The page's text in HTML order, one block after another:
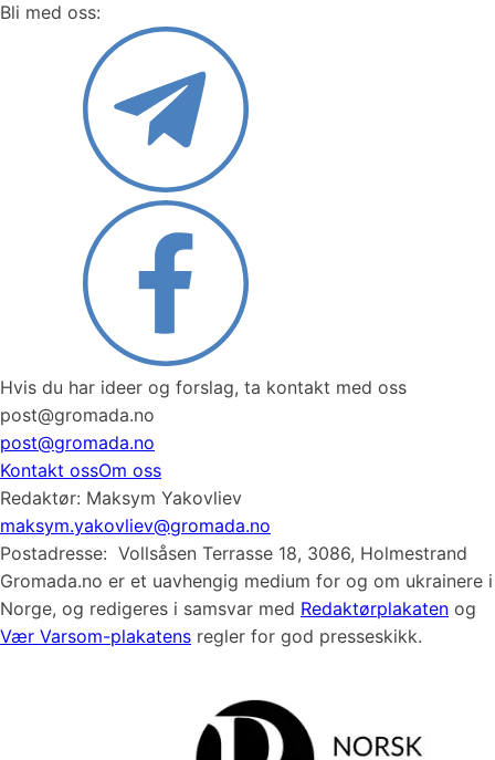
Bli med oss:
Hvis du har ideer og forslag, ta kontakt med oss
post@gromada.no
post@gromada.no
Kontakt ossOm oss
Redaktør: Maksym Yakovliev
maksym.yakovliev@gromada.no
Postadresse: Vollsåsen Terrasse 18, 3086, Holmestrand
Gromada.no er et uavhengig medium for og om ukrainere i
Norge, og redigeres i samsvar med Redaktørplakaten og
Vær Varsom-plakatens regler for god presseskikk.